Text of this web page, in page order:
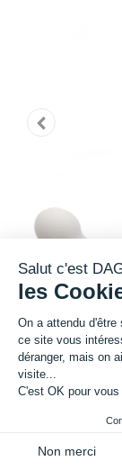
Diamètre
Salut c'est
les
On a attendu d'être
ce site vous
déranger, mais on
visite...
C'est OK pour vous
Non merci